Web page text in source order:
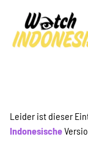
Leider ist dieser
Indonesische